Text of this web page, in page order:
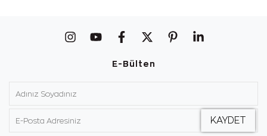
E-Bülten